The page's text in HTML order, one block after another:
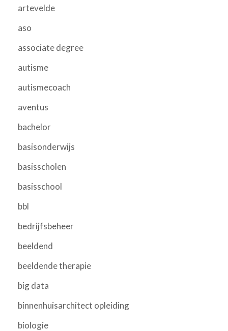
artevelde
aso
associate degree
autisme
autismecoach
aventus
bachelor
basisonderwijs
basisscholen
basisschool
bbl
bedrijfsbeheer
beeldend
beeldende therapie
big data
binnenhuisarchitect opleiding
biologie